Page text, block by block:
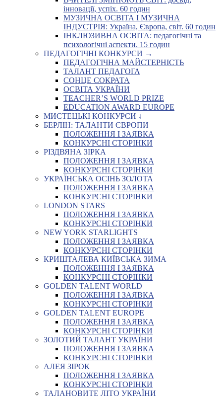
інновації, успіх. 60 годин
МУЗИЧНА ОСВІТА І МУЗИЧНА
ІНДУСТРІЯ: Україна, Європа, світ. 60 годин
ІНКЛЮЗИВНА ОСВІТА: педагогічні та
психологічні аспекти. 15 годин
ПЕДАГОГІЧНІ КОНКУРСИ →
ПЕДАГОГІЧНА МАЙСТЕРНІСТЬ
ТАЛАНТ ПЕДАГОГА
СОНЦЕ СОКРАТА
ОСВІТА УКРАЇНИ
TEACHER’S WORLD PRIZE
EDUCATION AWARD EUROPE
МИСТЕЦЬКІ КОНКУРСИ ↓
БЕРЛІН: ТАЛАНТИ ЄВРОПИ
ПОЛОЖЕННЯ І ЗАЯВКА
КОНКУРСНІ СТОРІНКИ
РІЗДВЯНА ЗІРКА
ПОЛОЖЕННЯ І ЗАЯВКА
КОНКУРСНІ СТОРІНКИ
УКРАЇНСЬКА ОСІНЬ ЗОЛОТА
ПОЛОЖЕННЯ І ЗАЯВКА
КОНКУРСНІ СТОРІНКИ
LONDON STARS
ПОЛОЖЕННЯ І ЗАЯВКА
КОНКУРСНІ СТОРІНКИ
NEW YORK STARLIGHTS
ПОЛОЖЕННЯ І ЗАЯВКА
КОНКУРСНІ СТОРІНКИ
КРИШТАЛЕВА КИЇВСЬКА ЗИМА
ПОЛОЖЕННЯ І ЗАЯВКА
КОНКУРСНІ СТОРІНКИ
GOLDEN TALENT WORLD
ПОЛОЖЕННЯ І ЗАЯВКА
КОНКУРСНІ СТОРІНКИ
GOLDEN TALENT EUROPE
ПОЛОЖЕННЯ І ЗАЯВКА
КОНКУРСНІ СТОРІНКИ
ЗОЛОТИЙ ТАЛАНТ УКРАЇНИ
ПОЛОЖЕННЯ І ЗАЯВКА
КОНКУРСНІ СТОРІНКИ
АЛЕЯ ЗІРОК
ПОЛОЖЕННЯ І ЗАЯВКА
КОНКУРСНІ СТОРІНКИ
ТАЛАНОВИТЕ ЛІТО УКРАЇНИ